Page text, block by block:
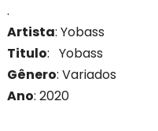
.
Artista: Yobass
Titulo: Yobass
Gênero: Variados
Ano: 2020